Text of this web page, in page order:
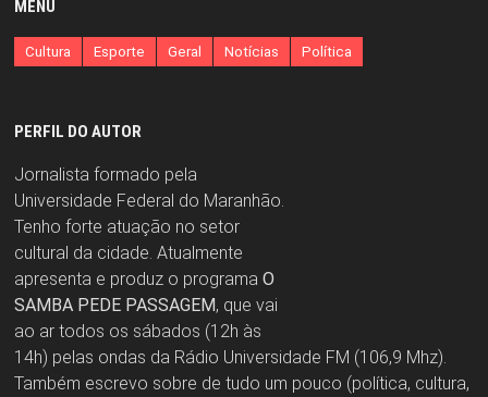
MENU
Cultura Esporte Geral Notícias Política
PERFIL DO AUTOR
Jornalista formado pela
Universidade Federal do Maranhão.
Tenho forte atuação no setor
cultural da cidade. Atualmente
apresenta e produz o programa O
SAMBA PEDE PASSAGEM, que vai
ao ar todos os sábados (12h às
14h) pelas ondas da Rádio Universidade FM (106,9 Mhz).
Também escrevo sobre de tudo um pouco (política, cultura,